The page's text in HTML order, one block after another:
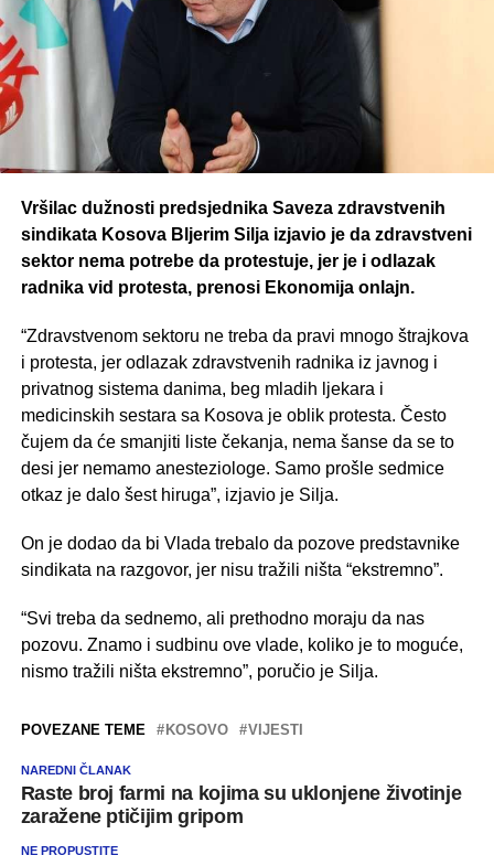
Vršilac dužnosti predsjednika Saveza zdravstvenih
sindikata Kosova Bljerim Silja izjavio je da zdravstveni
sektor nema potrebe da protestuje, jer je i odlazak
radnika vid protesta, prenosi Ekonomija onlajn.
“Zdravstvenom sektoru ne treba da pravi mnogo štrajkova
i protesta, jer odlazak zdravstvenih radnika iz javnog i
privatnog sistema danima, beg mladih ljekara i
medicinskih sestara sa Kosova je oblik protesta. Često
čujem da će smanjiti liste čekanja, nema šanse da se to
desi jer nemamo anesteziologe. Samo prošle sedmice
otkaz je dalo šest hiruga”, izjavio je Silja.
On je dodao da bi Vlada trebalo da pozove predstavnike
sindikata na razgovor, jer nisu tražili ništa “ekstremno”.
“Svi treba da sednemo, ali prethodno moraju da nas
pozovu. Znamo i sudbinu ove vlade, koliko je to moguće,
nismo tražili ništa ekstremno”, poručio je Silja.
POVEZANE TEME KOSOVO VIJESTI
NAREDNI ČLANAK
Raste broj farmi na kojima su uklonjene životinje
zaražene ptičijim gripom
NE PROPUSTITE